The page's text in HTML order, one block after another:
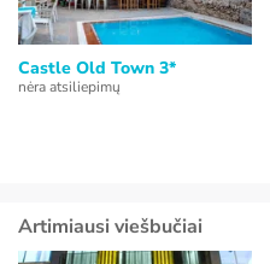
Castle Old Town 3*
nėra atsiliepimų
Artimiausi viešbučiai